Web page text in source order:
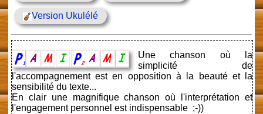
Version Ukulélé
Une chanson où la
simplicité de
l'accompagnement est en opposition à la beauté et la
sensibilité du texte...
En clair une magnifique chanson où l'interprétation et
l'engagement personnel est indispensable ;-))